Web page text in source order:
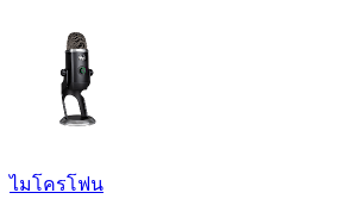
ไมโครโฟน